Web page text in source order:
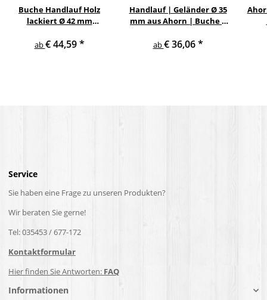
Buche Handlauf Holz
lackiert Ø 42 mm
Halter und Enden
ab€ 44,59*
Handlauf | Geländer Ø 35
mm aus Ahorn | Buche |
Enden & Edelstahlhalter
ab€ 36,06*
Service
Sie haben eine Frage zu unseren Produkten?
Wir beraten Sie gerne!
Tel: 035453 / 677-172
Kontaktformular
Hier finden Sie Antworten: FAQ
Informationen